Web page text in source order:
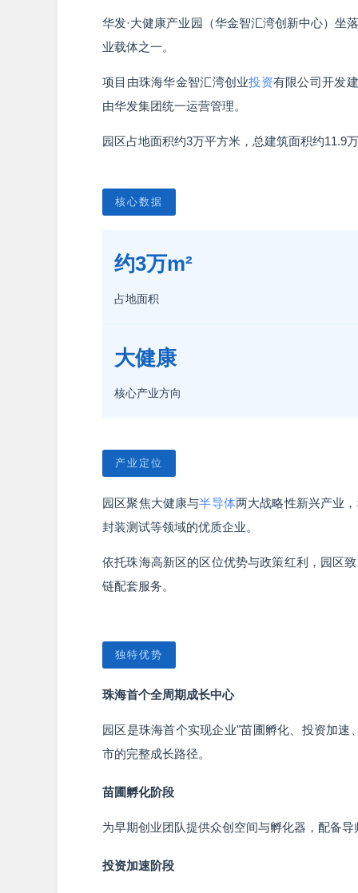
华发·大健康产业园（华金智汇湾创新中心）坐
业载体之一。
项目由珠海华金智汇湾创业投资有限公司开发
由华发集团统一运营管理。
园区占地面积约3万平方米，总建筑面积约11.9
核心数据
约3万m²
占地面积
大健康
核心产业方向
产业定位
园区聚焦大健康与半导体两大战略性新兴产业
封装测试等领域的优质企业。
依托珠海高新区的区位优势与政策红利，园区
链配套服务。
独特优势
珠海首个全周期成长中心
园区是珠海首个实现企业"苗圃孵化、投资加
市的完整成长路径。
苗圃孵化阶段
为早期创业团队提供众创空间与孵化器，配备
投资加速阶段